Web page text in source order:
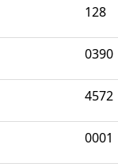
128
0390
4572
0001